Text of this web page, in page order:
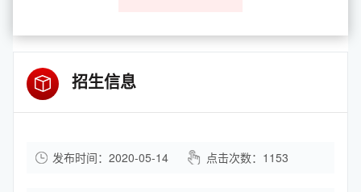
招生信息
发布时间：2020-05-14 点击次数： 1153